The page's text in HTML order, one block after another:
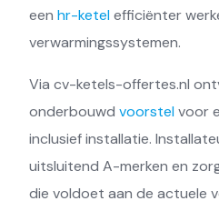
een hr-ketelefficiënter
verwarmingssystemen.
Via cv-ketels-offertes.nl
onderbouwd voorstelvoor
inclusief installatie.
uitsluitend A-merken en
die voldoet aan de actuele